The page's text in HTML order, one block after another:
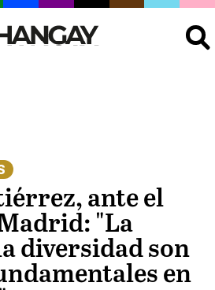
ante el
"La
diversidad son
en